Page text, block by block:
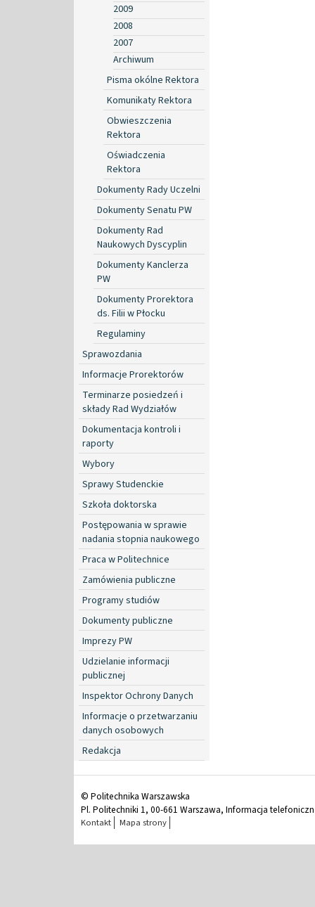
2009
2008
2007
Archiwum
Pisma okólne Rektora
Komunikaty Rektora
Obwieszczenia
Rektora
Oświadczenia
Rektora
Dokumenty Rady Uczelni
Dokumenty Senatu PW
Dokumenty Rad
Naukowych Dyscyplin
Dokumenty Kanclerza
PW
Dokumenty Prorektora
ds. Filii w Płocku
Regulaminy
Sprawozdania
Informacje Prorektorów
Terminarze posiedzeń i
składy Rad Wydziałów
Dokumentacja kontroli i
raporty
Wybory
Sprawy Studenckie
Szkoła doktorska
Postępowania w sprawie
nadania stopnia naukowego
Praca w Politechnice
Zamówienia publiczne
Programy studiów
Dokumenty publiczne
Imprezy PW
Udzielanie informacji
publicznej
Inspektor Ochrony Danych
Informacje o przetwarzaniu
danych osobowych
Redakcja
© Politechnika Warszawska
Pl. Politechniki 1, 00-661 Warszawa, Informacja
Kontakt Mapa strony